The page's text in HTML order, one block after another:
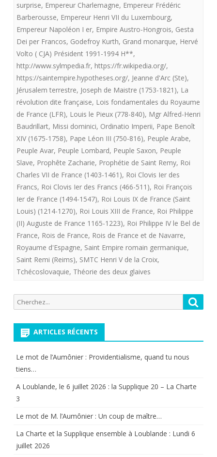
surprise, Empereur Charlemagne, Empereur Frédéric
Barberousse, Empereur Henri VII du Luxembourg,
Empereur Napoléon I er, Empire Austro-Hongrois, Gesta
Dei per Francos, Godefroy Kurth, Grand monarque, Hervé
Volto ( CJA) Président 1991-1994 H**,
http://www.sylmpedia.fr, https://fr.wikipedia.org/,
https://saintempire.hypotheses.org/, Jeanne d'Arc (Ste),
Jérusalem terrestre, Joseph de Maistre (1753-1821), La
révolution dite française, Lois fondamentales du Royaume
de France (LFR), Louis le Pieux (778-840), Mgr Alfred-Henri
Baudrillart, Missi dominici, Ordinatio Imperii, Pape Benoît
XIV (1675-1758), Pape Léon III (750-816), Peuple Arabe,
Peuple Avar, Peuple Lombard, Peuple Saxon, Peuple
Slave, Prophête Zacharie, Prophétie de Saint Remy, Roi
Charles VII de France (1403-1461), Roi Clovis Ier des
Francs, Roi Clovis Ier des Francs (466-511), Roi François
Ier de France (1494-1547), Roi Louis IX de France (Saint
Louis) (1214-1270), Roi Louis XIII de France, Roi Philippe
(II) Auguste de France 1165-1223), Roi Philippe IV le Bel de
France, Rois de France, Rois de France et de Navarre,
Royaume d'Espagne, Saint Empire romain germanique,
Saint Remi (Reims), SMTC Henri V de la Croix,
Tchécoslovaquie, Théorie des deux glaives
Recherche
pour:
ARTICLES RÉCENTS
Le mot de l’Aumônier : Providentialisme, quand tu nous
tiens…
A Loublande, le 6 juillet 2026 : la Supplique 20 – La Charte
3
Le mot de M. l’Aumônier : Un coup de maître…
La Charte et la Supplique ensemble à Loublande : Lundi 6
juillet 2026